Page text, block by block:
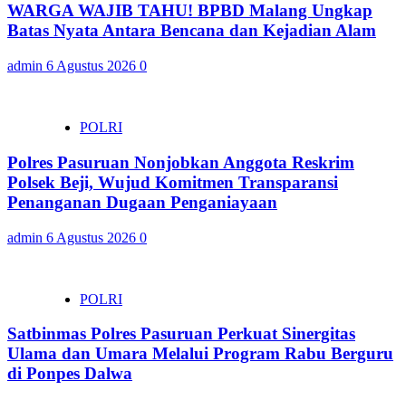
WARGA WAJIB TAHU! BPBD Malang Ungkap
Batas Nyata Antara Bencana dan Kejadian Alam
admin 6 Agustus 2026 0
POLRI
Polres Pasuruan Nonjobkan Anggota Reskrim
Polsek Beji, Wujud Komitmen Transparansi
Penanganan Dugaan Penganiayaan
admin 6 Agustus 2026 0
POLRI
Satbinmas Polres Pasuruan Perkuat Sinergitas
Ulama dan Umara Melalui Program Rabu Berguru
di Ponpes Dalwa